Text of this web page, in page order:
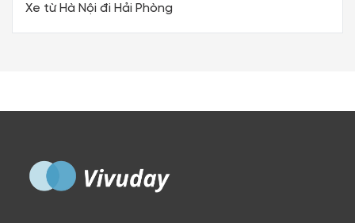
Xe từ Hà Nội đi Hải Phòng